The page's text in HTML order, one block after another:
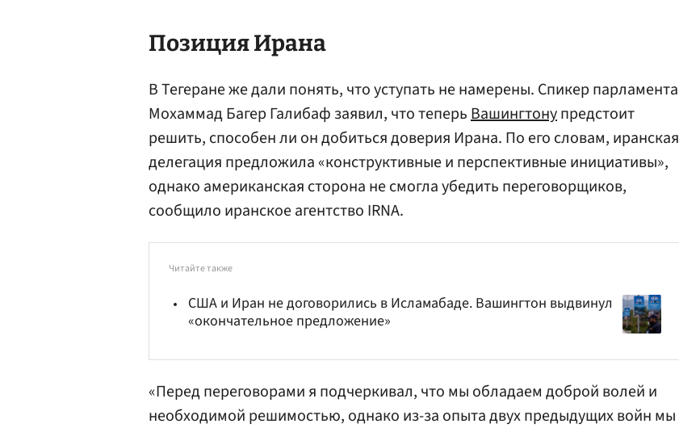
Позиция Ирана
В Тегеране же дали понять, что уступать не намерены. Спикер парламента
Мохаммад Багер Галибаф заявил, что теперьВашингтонупредстоит
решить, способен ли он добиться доверия Ирана. По его словам, иранская
делегация предложила «конструктивные и перспективные инициативы»,
однако американская сторона не смогла убедить переговорщиков,
сообщило иранское агентство IRNA.
Читайте также
США и Иран не договорились в Исламабаде. Вашингтон выдвинул
«окончательное предложение»
«Перед переговорами я подчеркивал, что мы обладаем доброй волей и
необходимой решимостью, однако из-за опыта двух предыдущих войн мы